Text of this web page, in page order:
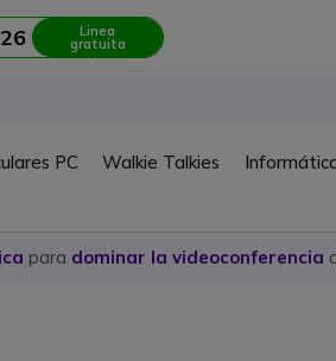
Linea
gratuita
PC Walkie Talkies
para dominar la videoconferencia